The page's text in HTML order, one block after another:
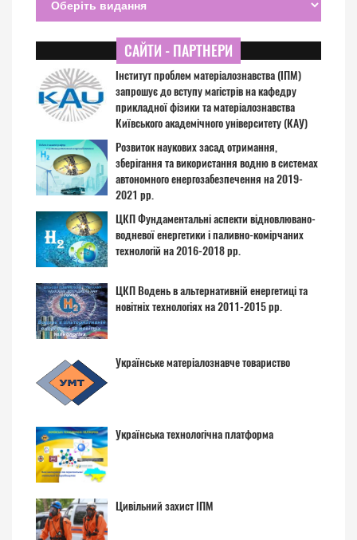
САЙТИ - ПАРТНЕРИ
Інститут проблем матеріалознавства (ІПМ)
запрошує до вступу магістрів на кафедру
прикладної фізики та матеріалознавства
Київського академічного університету (КАУ)
Розвиток наукових засад отримання,
зберігання та використання водню в системах
автономного енергозабезпечення на 2019-
2021 рр.
ЦКП Фундаментальні аспекти відновлювано-
водневої енергетики і паливно-комірчаних
технологій на 2016-2018 рр.
ЦКП Водень в альтернативній енергетиці та
новітніх технологіях на 2011-2015 рр.
Українське матеріалознавче товариство
Українська технологічна платформа
Цивільний захист ІПМ